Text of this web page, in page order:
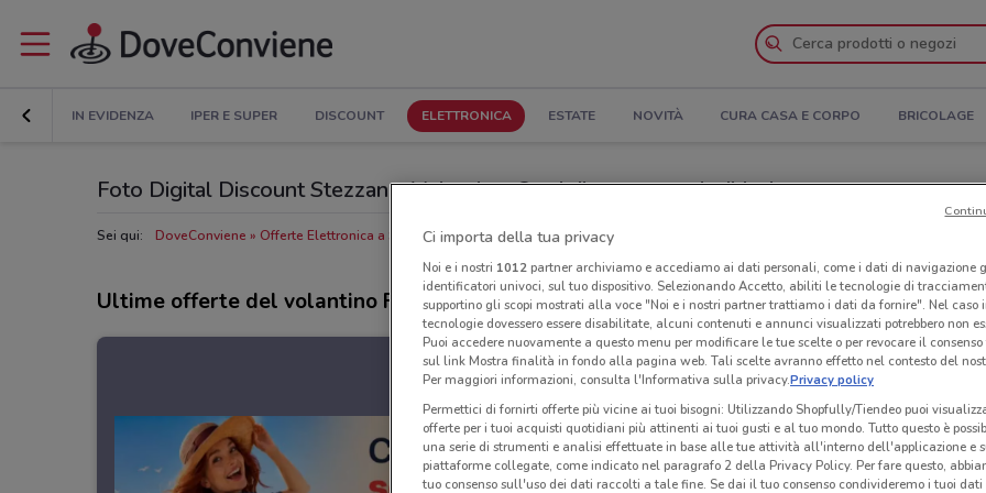
IN EVIDENZA IPER E SUPER DISCOUNT ELETTRONICA ESTATE NOVITÀ CURA CASA E CORPO BRICOLAGE
Foto Digital Discount Stezzano: Volantino, Orari di apertura e Indirizzi
Sei qui: DoveConviene Offerte Elettronica a Stezzano Negozi Foto Digital Discount a Stezzano
Ultime offerte del volantino Foto Digital Discount
Ci importa della tua privacy
Noi e i nostri 1012partner archiviamo e accediamo ai dati personali, come i dati di navigazione
identificatori univoci, sul tuo dispositivo. Selezionando Accetto, abiliti le tecnologie di
supportino gli scopi mostrati alla voce "Noi e i nostri partner trattiamo i dati da fornire". Nel caso
tecnologie dovessero essere disabilitate, alcuni contenuti e annunci visualizzati potrebbero non
Puoi accedere nuovamente a questo menu per modificare le tue scelte o per revocare il
sul link Mostra finalità in fondo alla pagina web. Tali scelte avranno effetto nel contesto del
Per maggiori informazioni, consulta l'Informativa sulla privacy.Privacy policy
Permettici di fornirti offerte più vicine ai tuoi bisogni: Utilizzando Shopfully/Tiendeo puoi
offerte per i tuoi acquisti quotidiani più attinenti ai tuoi gusti e al tuo mondo. Tutto questo è
una serie di strumenti e analisi effettuate in base alle tue attività all'interno dell'applicazione e
piattaforme collegate, come indicato nel paragrafo 2 della Privacy Policy. Per fare questo,
tuo consenso sull'uso dei dati raccolti a tale fine. Se dai il tuo consenso condivideremo i tuoi dati